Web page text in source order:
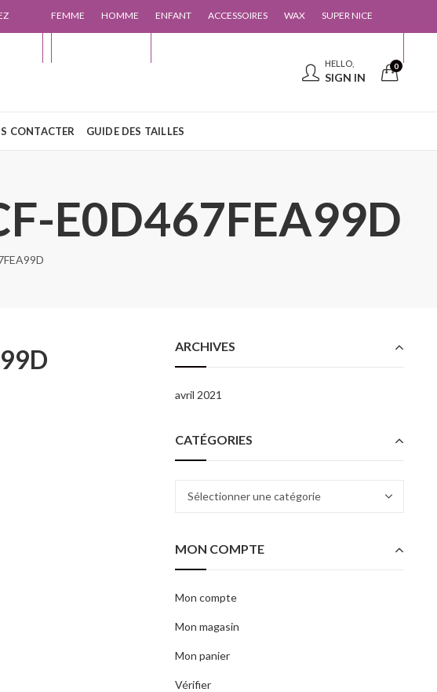
FEMME HOMME ENFANT ACCESSOIRES WAX SUPER NICE
HELLO,
SIGN IN
0
CONTACTER GUIDE DES TAILLES
E0D467FEA99D
ARCHIVES
avril 2021
CATÉGORIES
MON COMPTE
Mon compte
Mon magasin
Mon panier
Vérifier